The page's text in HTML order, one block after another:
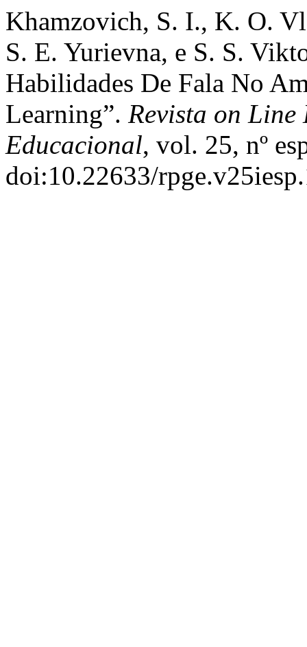
Khamzovich, S. I., K. O.
S. E. Yurievna, e S. S.
Habilidades De Fala No
Learning”. Revista on
Educacional, vol. 25, nº
doi:10.22633/